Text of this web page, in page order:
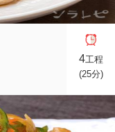
4工程
(25分)